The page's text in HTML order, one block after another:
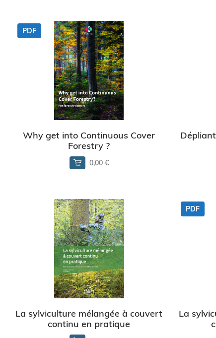
PDF
Why get into Continuous Cover
Forestry ?
0,00 €
La sylviculture mélangée à couvert
continu en pratique
PDF
La